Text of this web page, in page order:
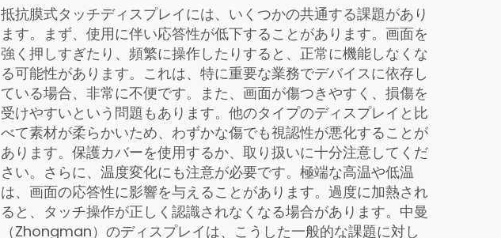
抵抗膜式タッチディスプレイには、いくつかの共通する課題があり
ます。まず、使用に伴い応答性が低下することがあります。画面を
強く押しすぎたり、頻繁に操作したりすると、正常に機能しなくな
る可能性があります。これは、特に重要な業務でデバイスに依存し
ている場合、非常に不便です。また、画面が傷つきやすく、損傷を
受けやすいという問題もあります。他のタイプのディスプレイと比
べて素材が柔らかいため、わずかな傷でも視認性が悪化することが
あります。保護カバーを使用するか、取り扱いに十分注意してくだ
さい。さらに、温度変化にも注意が必要です。極端な高温や低温
は、画面の応答性に影響を与えることがあります。過度に加熱され
ると、タッチ操作が正しく認識されなくなる場合があります。中曼
（Zhongman）のディスプレイは、こうした一般的な課題に対し